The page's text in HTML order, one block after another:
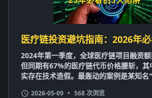
医疗链投资避坑指南：2026年
2024年第一季度，全球医疗链项目融资额
但同期有67%的医疗链代币价格腰斩，
实存在技术造假。最轰动的案例是某知名
2026-05-09 • 568 次浏览